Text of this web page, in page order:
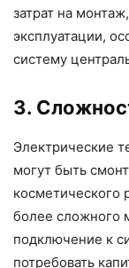
затрат на
эксплуатации,
систему
3.
Электрические
могут быть
косметического
более сложного
подключение к
потребовать